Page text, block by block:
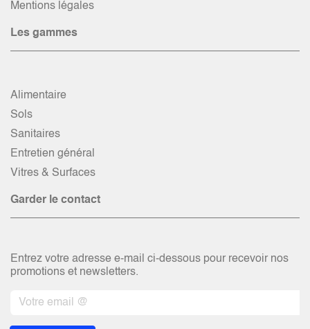
Mentions légales
Les gammes
Alimentaire
Sols
Sanitaires
Entretien général
Vitres & Surfaces
Garder le contact
Entrez votre adresse e-mail ci-dessous pour recevoir nos
promotions et newsletters.